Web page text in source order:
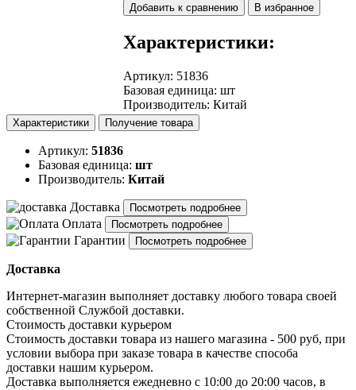
Добавить к сравнению
В избранное
Характеристики:
Артикул: 51836
Базовая единица: шт
Производитель: Китай
Характеристики Получение товара
Артикул: 51836
Базовая единица: шт
Производитель: Китай
Доставка Посмотреть подробнее
Оплата Посмотреть подробнее
Гарантии Посмотреть подробнее
Доставка
Интернет-магазин выполняет доставку любого товара своей
собственной Службой доставки.
Стоимость доставки курьером
Стоимость доставки товара из нашего магазина - 500 руб, при
условии выбора при заказе товара в качестве способа
доставки нашим курьером.
Доставка выполняется ежедневно с 10:00 до 20:00 часов, в